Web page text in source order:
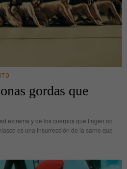
gordas que
extrema y de los cuerpos que fingen no
es una insurrección de la carne que